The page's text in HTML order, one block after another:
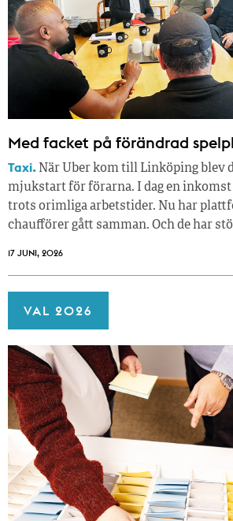
Med facket på förändrad
Taxi. När Uber kom till Linköping blev
mjukstart för förarna. I dag en inkomst
trots orimliga arbetstider. Nu har
chaufförer gått samman. Och de har
17 JUNI, 2026
VAL 2026